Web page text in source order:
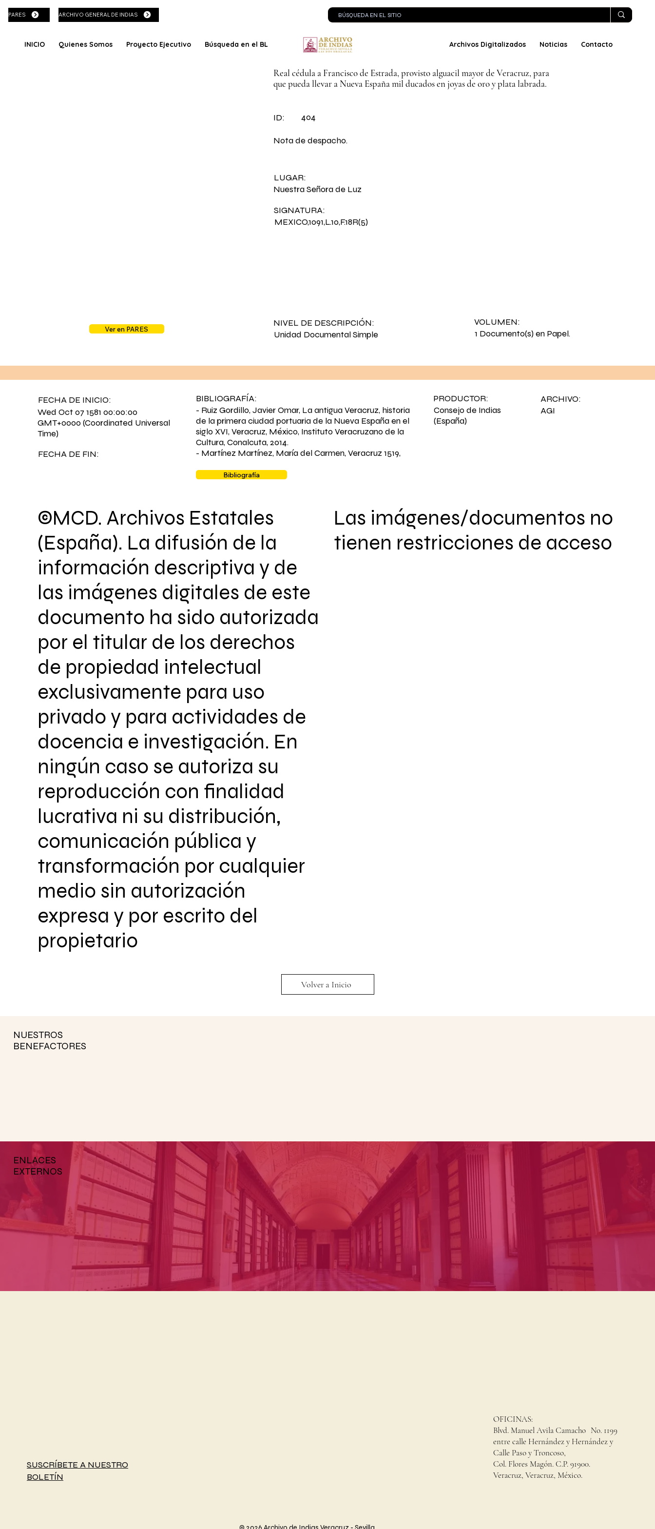
PARES ARCHIVO GENERAL DE INDIAS
INICIO Quienes Somos Proyecto Ejecutivo Búsqueda en el BLOG Contacto Archivos Digitalizados Noticias Contacto
Real cédula a Francisco de Estrada, provisto alguacil mayor de Veracruz, para
que pueda llevar a Nueva España mil ducados en joyas de oro y plata labrada.
ID: 404
Nota de despacho.
SIGNATURA:
MEXICO,1091,L.10,F.18R(5)
LUGAR:
Nuestra Señora de Luz
NIVEL DE DESCRIPCIÓN:
Unidad Documental Simple
Ver en PARES
VOLUMEN:
1 Documento(s) en Papel.
FECHA DE FIN:
FECHA DE INICIO:
Wed Oct 07 1581 00:00:00
GMT+0000 (Coordinated Universal
Time)
©MCD. Archivos Estatales
(España). La difusión de la
información descriptiva y de
las imágenes digitales de este
documento ha sido autorizada
por el titular de los derechos
de propiedad intelectual
exclusivamente para uso
privado y para actividades de
docencia e investigación. En
ningún caso se autoriza su
reproducción con finalidad
lucrativa ni su distribución,
comunicación pública y
transformación por cualquier
medio sin autorización
expresa y por escrito del
propietario
BIBLIOGRAFÍA:
- Ruiz Gordillo, Javier Omar, La antigua Veracruz, historia
de la primera ciudad portuaria de la Nueva España en el
siglo XVI, Veracruz, México, Instituto Veracruzano de la
Cultura, Conalcuta, 2014.
- Martínez Martínez, María del Carmen, Veracruz 1519,
Bibliografía
PRODUCTOR:
Consejo de Indias
(España)
Las imágenes/documentos no
tienen restricciones de acceso
ARCHIVO:
AGI
Volver a Inicio
NUESTROS
BENEFACTORES
ENLACES
EXTERNOS
SUSCRÍBETE A NUESTRO
BOLETÍN
OFICINAS:
Blvd. Manuel Avila Camacho No. 1199
entre calle Hernández y Hernández y
Calle Paso y Troncoso,
Col. Flores Magón. C.P. 91900.
Veracruz, Veracruz, México.